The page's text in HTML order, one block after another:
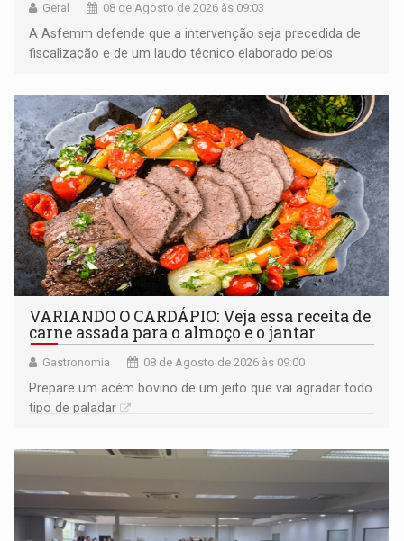
Geral 08 de Agosto de 2026 às 09:03
A Asfemm defende que a intervenção seja precedida de
fiscalização e de um laudo técnico elaborado pelos
VARIANDO O CARDÁPIO: Veja essa receita de
carne assada para o almoço e o jantar
Gastronomia 08 de Agosto de 2026 às 09:00
Prepare um acém bovino de um jeito que vai agradar todo
tipo de paladar